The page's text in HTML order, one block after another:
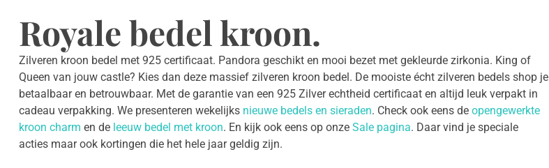
Royale bedel kroon.
Zilveren kroon bedel met 925 certificaat. Pandora geschikt en mooi bezet met gekleurde zirkonia. King of
Queen van jouw castle? Kies dan deze massief zilveren kroon bedel. De mooiste écht zilveren bedels shop je
betaalbaar en betrouwbaar. Met de garantie van een 925 Zilver echtheid certificaat en altijd leuk verpakt in
cadeau verpakking. We presenteren wekelijks nieuwe bedels en sieraden. Check ook eens de opengewerkte
kroon charm en de leeuw bedel met kroon. En kijk ook eens op onze Sale pagina. Daar vind je speciale
acties maar ook kortingen die het hele jaar geldig zijn.